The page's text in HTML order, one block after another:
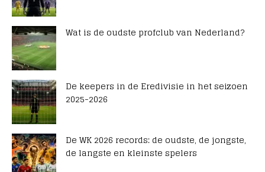
Wat is de oudste profclub van Nederland?
De keepers in de Eredivisie in het seizoen
2025-2026
De WK 2026 records: de oudste, de jongste,
de langste en kleinste spelers